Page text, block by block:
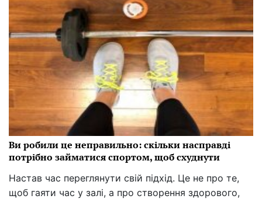
Ви робили це неправильно: скільки насправді
потрібно займатися спортом, щоб схуднути
Настав час переглянути свій підхід. Це не про те,
щоб гаяти час у залі, а про створення здорового,